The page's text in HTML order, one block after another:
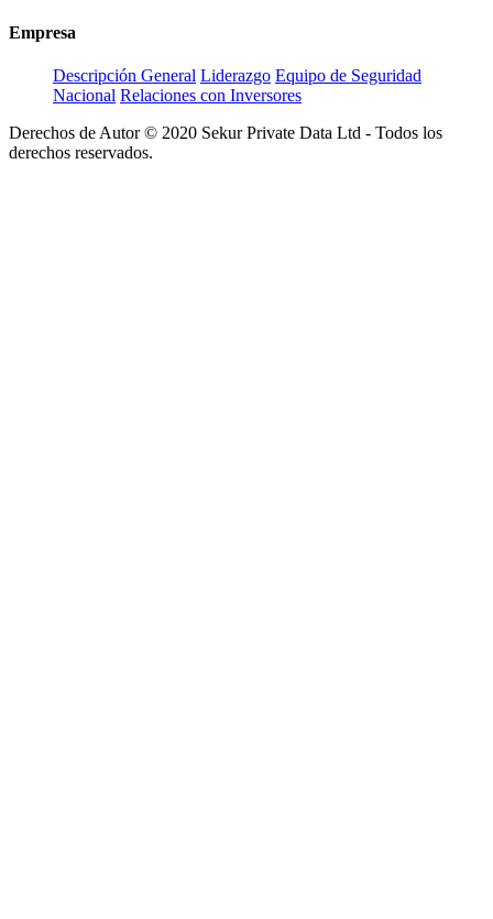
Empresa
Descripción General Liderazgo Equipo de Seguridad
Nacional Relaciones con Inversores
Derechos de Autor © 2020 Sekur Private Data Ltd - Todos los
derechos reservados.